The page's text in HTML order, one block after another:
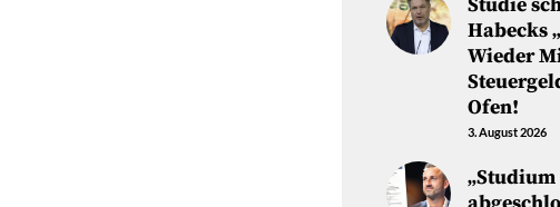
Studie
Habecks
Wieder
Ofen!
3. August 2026